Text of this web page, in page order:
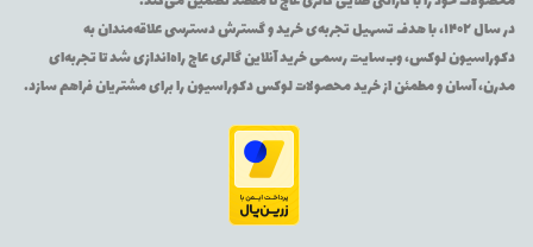
در سال ۱۴۰۲، با هدف تسهیل تجربه‌ی خرید و گسترش دسترسی علاقه‌مندان به
دکوراسیون لوکس، وب‌سایت رسمی خرید آنلاین گالری عاج راه‌اندازی شد تا تجربه‌ای
مدرن، آسان و مطمئن از خرید محصولات لوکس دکوراسیون را برای مشتریان فراهم سازد.